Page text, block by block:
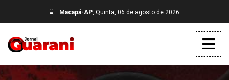
Macapá-AP, Quinta, 06 de agosto de 2026.